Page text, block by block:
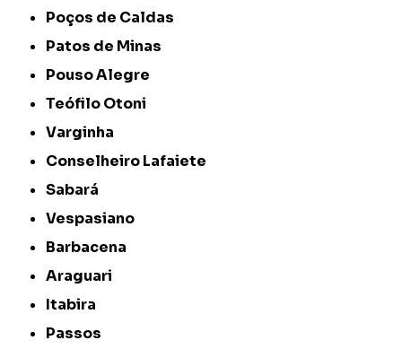
Poços de Caldas
Patos de Minas
Pouso Alegre
Teófilo Otoni
Varginha
Conselheiro Lafaiete
Sabará
Vespasiano
Barbacena
Araguari
Itabira
Passos